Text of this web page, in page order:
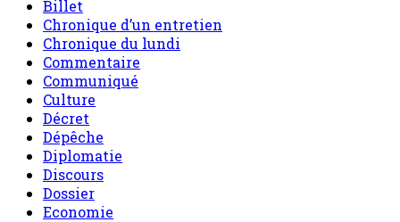
Billet
Chronique d’un entretien
Chronique du lundi
Commentaire
Communiqué
Culture
Décret
Dépêche
Diplomatie
Discours
Dossier
Economie